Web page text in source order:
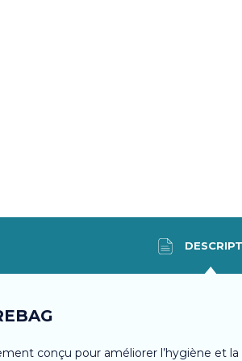
conçu pour améliorer l’hygiène et